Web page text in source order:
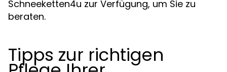
Schneeketten4u zur Verfügung, um Sie zu
beraten.
Tipps zur richtigen